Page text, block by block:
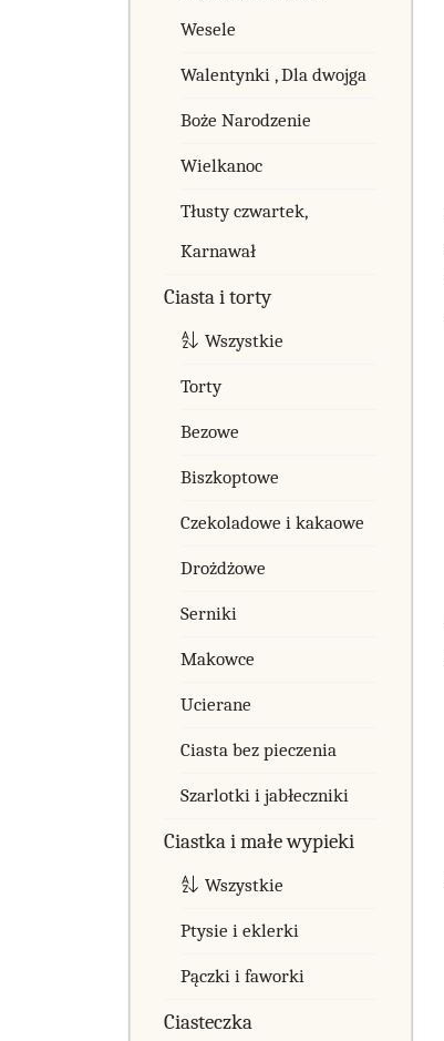
Wesele
Walentynki , Dla dwojga
Boże Narodzenie
Wielkanoc
Tłusty czwartek,
Karnawał
Ciasta i torty
Wszystkie
Torty
Bezowe
Biszkoptowe
Czekoladowe i kakaowe
Drożdżowe
Serniki
Makowce
Ucierane
Ciasta bez pieczenia
Szarlotki i jabłeczniki
Ciastka i małe wypieki
Wszystkie
Ptysie i eklerki
Pączki i faworki
Ciasteczka